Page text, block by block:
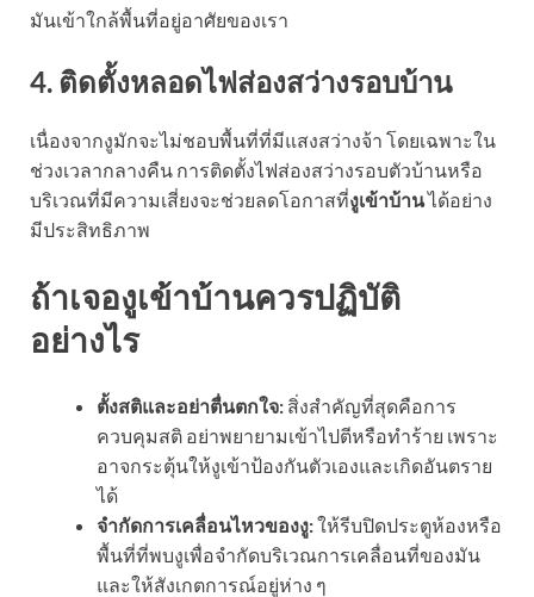
มันเข้าใกล้พื้นที่อยู่อาศัยของเรา
4. ติดตั้งหลอดไฟส่องสว่างรอบบ้าน
เนื่องจากงูมักจะไม่ชอบพื้นที่ที่มีแสงสว่างจ้า โดยเฉพาะใน
ช่วงเวลากลางคืน การติดตั้งไฟส่องสว่างรอบตัวบ้านหรือ
บริเวณที่มีความเสี่ยงจะช่วยลดโอกาสที่งูเข้าบ้านได้อย่าง
มีประสิทธิภาพ
ถ้าเจองูเข้าบ้านควรปฏิบัติ
อย่างไร
ตั้งสติและอย่าตื่นตกใจ: สิ่งสำคัญที่สุดคือการ
ควบคุมสติ อย่าพยายามเข้าไปตีหรือทำร้าย เพราะ
อาจกระตุ้นให้งูเข้าป้องกันตัวเองและเกิดอันตราย
ได้
จำกัดการเคลื่อนไหวของงู:ให้รีบปิดประตูห้องหรือ
พื้นที่ที่พบงูเพื่อจำกัดบริเวณการเคลื่อนที่ของมัน
และให้สังเกตการณ์อยู่ห่าง ๆ